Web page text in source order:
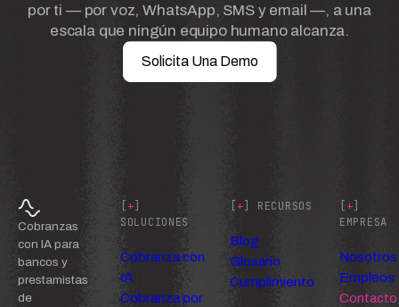
por ti — por voz, WhatsApp, SMS y email —, a una
escala que ningún equipo humano alcanza.
Solicita Una Demo
Cobranzas
con IA para
bancos y
prestamistas
de
[+]
SOLUCIONES
Cobranza con
IA
Cobranza por
[+] RECURSOS
Blog
Glosario
Cumplimiento
[+]
EMPRESA
Nosotros
Empleos
Contacto